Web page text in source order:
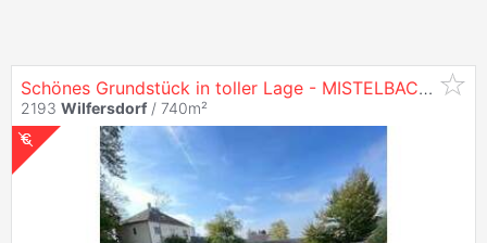
Schönes Grundstück in toller Lage - MISTELBACH/
2193 Wilfersdorf / 740m²